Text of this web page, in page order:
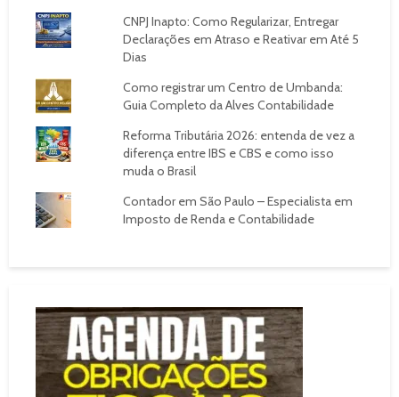
CNPJ Inapto: Como Regularizar, Entregar
Declarações em Atraso e Reativar em Até 5
Dias
Como registrar um Centro de Umbanda:
Guia Completo da Alves Contabilidade
Reforma Tributária 2026: entenda de vez a
diferença entre IBS e CBS e como isso
muda o Brasil
Contador em São Paulo – Especialista em
Imposto de Renda e Contabilidade